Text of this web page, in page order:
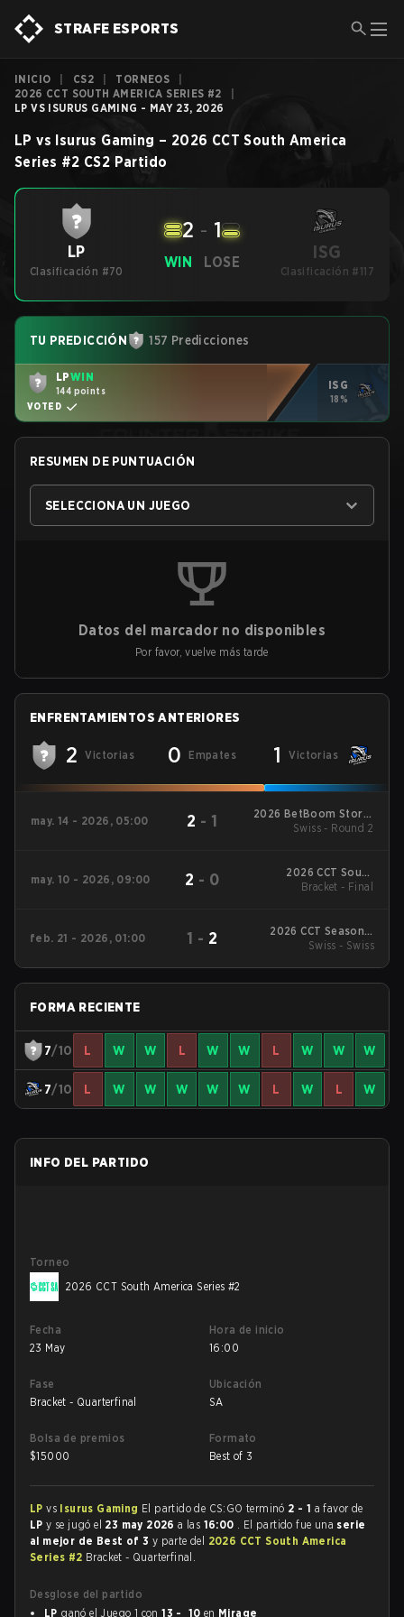
STRAFE ESPORTS
INICIO CS2 TORNEOS
2026 CCT SOUTH AMERICA SERIES #2
LP VS ISURUS GAMING - MAY 23, 2026
LP vs Isurus Gaming – 2026 CCT South America
Series #2 CS2 Partido
LP
Clasificación #70
WIN
2 - 1
LOSE ISG
Clasificación #117
TU PREDICCIÓN 157 Predicciones
LPWIN
144 points
VOTED
ISG
18%
RESUMEN DE PUNTUACIÓN
SELECCIONA UN JUEGO
Datos del marcador no disponibles
Por favor, vuelve más tarde
ENFRENTAMIENTOS ANTERIORES
2 Victorias 0 Empates 1 Victorias
may. 14 - 2026, 05:00 2 - 1
2026 BetBoom Storm
Season 3
Swiss - Round 2
may. 10 - 2026, 09:00 2 - 0
2026 CCT South
America Series #1
Bracket - Final
feb. 21 - 2026, 01:00 1 - 2
2026 CCT Season 3
South American
Swiss - Swiss
FORMA RECIENTE
7/10 L W W L W W L W W W
7/10 L W W W W W L W L W
INFO DEL PARTIDO
Torneo
2026 CCT South America Series #2
Fecha
23 May
Hora de inicio
16:00
Fase
Bracket - Quarterfinal
Ubicación
SA
Bolsa de premios
$15000
Formato
Best of 3
LPvs Isurus Gaming El partido de CS:GO terminó 2 - 1 a favor de
LPy se jugó el 23 may 2026a las 16:00 . El partido fue una serie
al mejor de Best of 3 y parte del 2026 CCT South America
Series #2 Bracket - Quarterfinal.
Desglose del partido
LP ganó el Juego 1 con13 - 10 en Mirage